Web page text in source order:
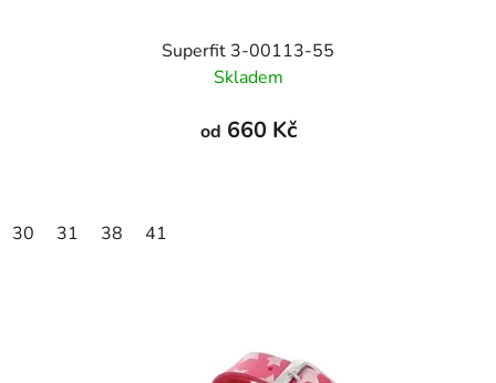
Superfit 3-00113-55
Skladem
od 660 Kč
30 31 38 41